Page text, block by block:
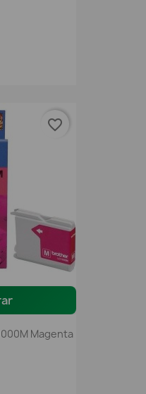
Magenta
favorite_border